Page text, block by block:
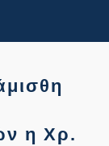
η Χρ.